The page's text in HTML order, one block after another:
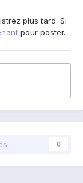
plus tard. Si
pour poster.
0